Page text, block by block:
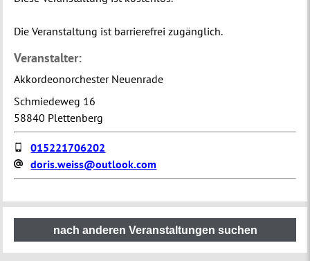
nach anderen Veranstaltungen suchen
Die Veranstaltung ist barrierefrei zugänglich.
Veranstalter:
Akkordeonorchester Neuenrade
Schmiedeweg 16
58840 Plettenberg
015221706202
doris.weiss@outlook.com